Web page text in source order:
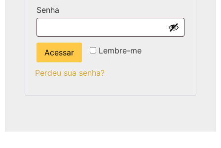
Senha
Lembre-me
Acessar
Perdeu sua senha?